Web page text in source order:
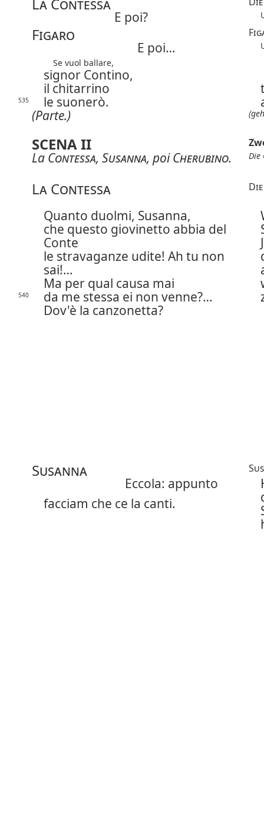
E poi?
Figaro
E poi…
Se vuol ballare,
signor Contino,
il chitarrino
535
le suonerò.
(Parte.)
SCENA II
La Contessa, Susanna, poiCherubino. Die
La Contessa
Quanto duolmi, Susanna,
che questo giovinetto abbia del
Conte
le stravaganze udite! Ah tu non
sai!…
Ma per qual causa mai
540
da me stessa ei non venne?…
Dov'è la canzonetta?
Susanna
Eccola: appunto
facciam che ce la canti.